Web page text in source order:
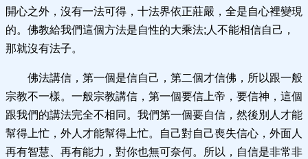
開心之外，沒有一法可得，十法界依正莊嚴，全是自心裡變現
的。佛教給我們這個方法是自性的大乘法;人不能相信自己，
那就沒有法子。
佛法講信，第一個是信自己，第二個才信佛，所以跟一般
宗教不一樣。一般宗教講信，第一個要信上帝，要信神，這個
跟我們的講法完全不相同。我們第一個要自信，然後別人才能
幫得上忙，外人才能幫得上忙。自己對自己喪失信心，外面人
再有智慧、再有能力，對你也無可奈何。所以，自信是非常非